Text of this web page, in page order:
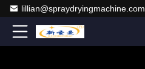
lillian@spraydryingmachine.com